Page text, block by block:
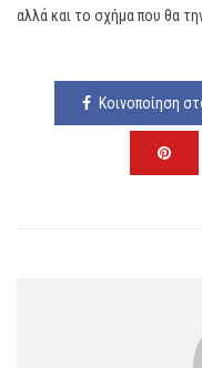
αλλά και το σχήμα που θα
Κοινοποίηση